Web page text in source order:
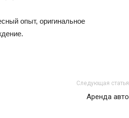
опыт, оригинальное
Следующая статья
Аренда авто